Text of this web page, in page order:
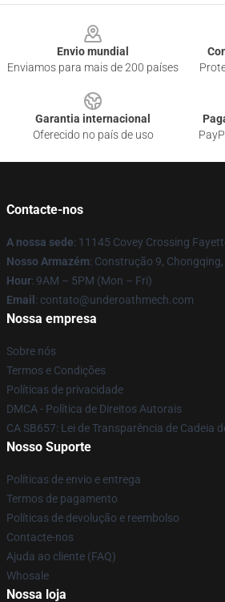
Envio mundial
Enviamos para mais de 200 países
Garantia internacional
Oferecido no país de uso
Contacte-nos
A nossa sede: 11145 Covey Crossing
Nosso Armazém: Construção 9,
Hour: 9AM – 5PM (Mon – Fri)
Email : contato@underoathmech.com
Nossa empresa
Sobre nós
Termos e Condições
Políticas de privacidade
DMCA - Política de Direitos Autorais
CA SB657: Lei de Transparência de Cadeia
Nosso Suporte
Políticas de envio e entrega
Termos de pagamento
Políticas de devolução e reembolso
Contacte-nos
Ajuda ao cliente (FAQ)
Whosale
Nossa loja